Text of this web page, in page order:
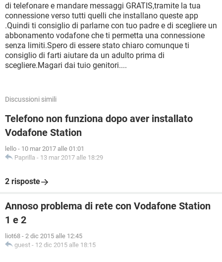
di telefonare e mandare messaggi GRATIS,tramite la tua
connessione verso tutti quelli che installano queste app
.Quindi ti consiglio di parlarne con tuo padre e di scegliere un
abbonamento vodafone che ti permetta una connessione
senza limiti.Spero di essere stato chiaro comunque ti
consiglio di farti aiutare da un adulto prima di
scegliere.Magari dai tuio genitori....
Discussioni simili
Telefono non funziona dopo aver installato
Vodafone Station
lello - 10 mar 2017 alle 01:01
Paprilla - 13 mar 2017 alle 18:29
2 risposte
Annoso problema di rete con Vodafone Station
1 e 2
liot68 - 2 dic 2015 alle 12:45
guest - 12 dic 2015 alle 18:15